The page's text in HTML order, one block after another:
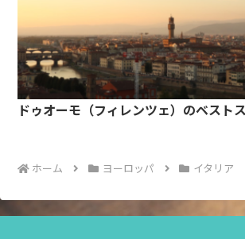
ドゥオーモ（フィレンツェ）のベスト
ホーム ヨーロッパ イタリア